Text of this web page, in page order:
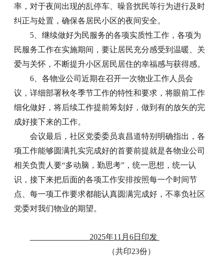
率，对于夜间出现的乱停车、噪音扰民等行为进行及时
纠正与处置，确保各居民小区的夜间安全。
5、继续做好为民服务的各项实质性工作，各项为
民服务工作在实施期间，要让居民充分感受到温暖、关
爱与关怀，不断提升小区居民居住的幸福感与获得感。
6、各物业公司近期在召开一次物业工作人员会
议，详细部署秋冬季节工作的特性和要求，将眼前工作
细化做好，将后续工作提前筹划好，做到有的放矢的完
成好接下来的工作。
会议最后，社区党委委员袁昌道特别明确指出，各
项工作能够圆满扎实完成好的首要前提就是各物业公司
相关负责人要“多动脑，勤思考”，统一思想，统一认
识，接下来把后面的各项工作安排按照每一个时间节
点、每一项工作要求都能认真圆满完成好，不辜负社区
党委对我们物业的期望。
2025年11月6日印发
（共印23份）